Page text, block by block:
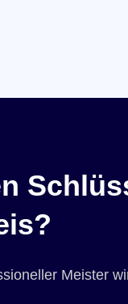
Meister